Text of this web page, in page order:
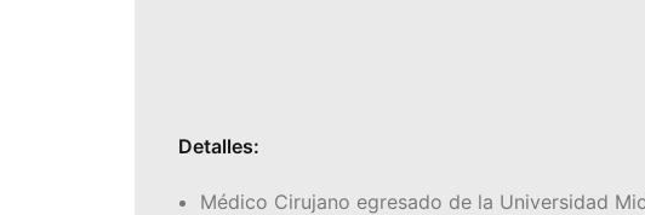
Detalles:
Médico Cirujano egresado de la Universidad